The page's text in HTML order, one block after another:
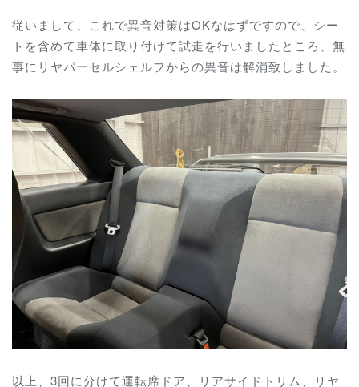
従いまして、これで異音対策はOKなはずですので、シー
トを含めて車体に取り付けて試走を行いましたところ、無
事にリヤパーセルシェルフからの異音は解消致しました。
以上、3回に分けて運転席ドア、リアサイドトリム、リヤ